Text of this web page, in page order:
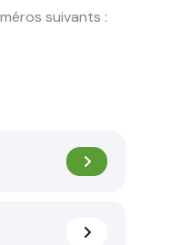
suivants :